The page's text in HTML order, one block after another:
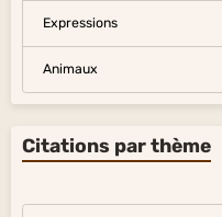
Expressions
Animaux
Citations par thème